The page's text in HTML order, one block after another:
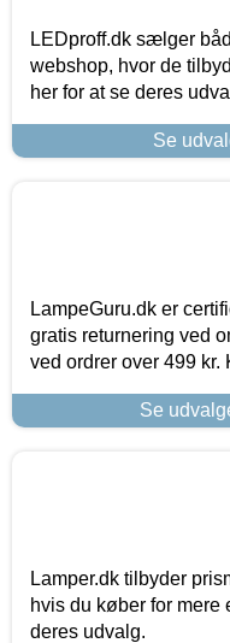
LEDproff.dk sælger
webshop, hvor de
her for at se deres
Se
LampeGuru.dk er
gratis returnering ved
ved ordrer over 499 kr.
Se
Lamper.dk tilbyder
hvis du køber for mere
deres udvalg.